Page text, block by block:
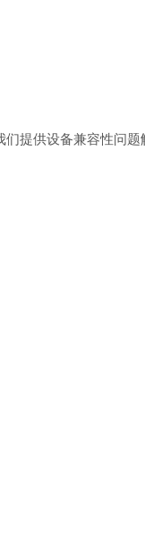
提供设备兼容性问